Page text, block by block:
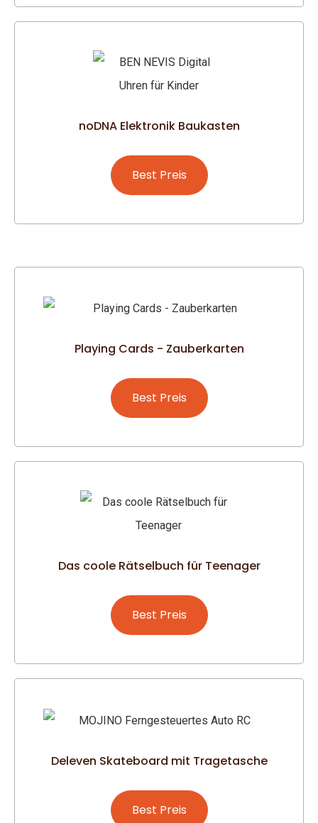
noDNA Elektronik Baukasten
Best Preis
Playing Cards - Zauberkarten
Best Preis
Das coole Rätselbuch für Teenager
Best Preis
Deleven Skateboard mit Tragetasche
Best Preis